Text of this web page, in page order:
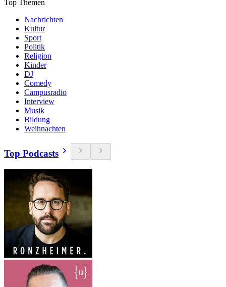
Top Themen
Nachrichten
Kultur
Sport
Politik
Religion
Kinder
DJ
Comedy
Campusradio
Interview
Musik
Bildung
Weihnachten
Top Podcasts